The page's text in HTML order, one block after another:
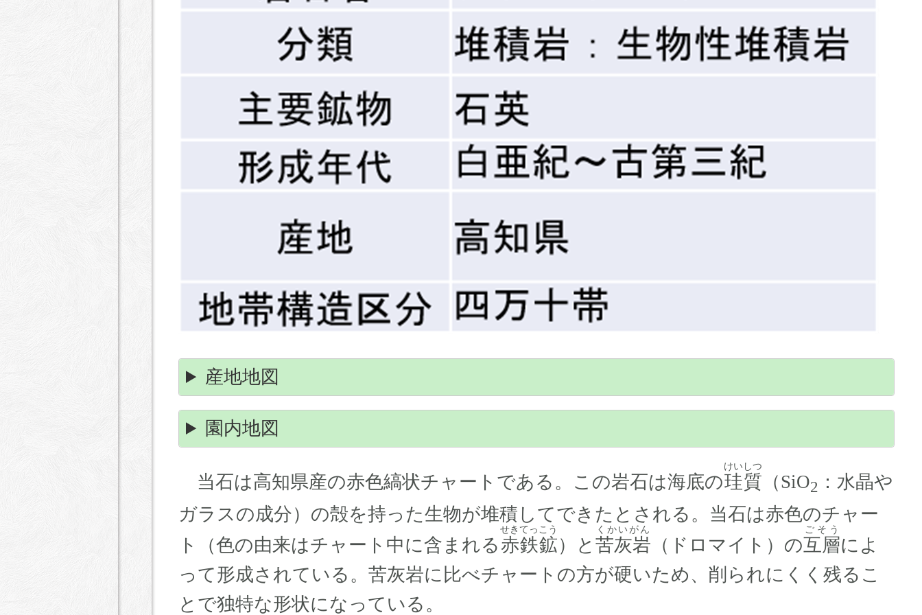
産地地図
園内地図
当石は高知県産の赤色縞状チャートである。この岩石は海底の珪質
けいしつ
（SiO2 ：水晶や
ガラスの成分）の殻を持った生物が堆積してできたとされる。当石は赤色のチャー
ト（色の由来はチャート中に含まれる 赤鉄鉱
せきてっこう
）と 苦灰岩
くかいがん
（ドロマイト）の互層
ごそう
によ
って形成されている。苦灰岩に比べチャートの方が硬いため、削られにくく残るこ
とで独特な形状になっている。